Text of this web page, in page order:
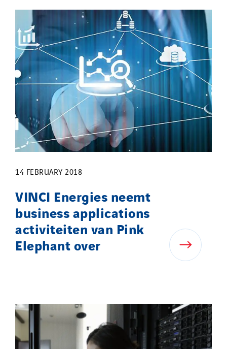
14 FEBRUARY 2018
VINCI Energies neemt
business applications
activiteiten van Pink
Elephant over